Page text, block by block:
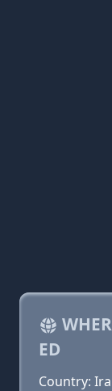
ED
Country: